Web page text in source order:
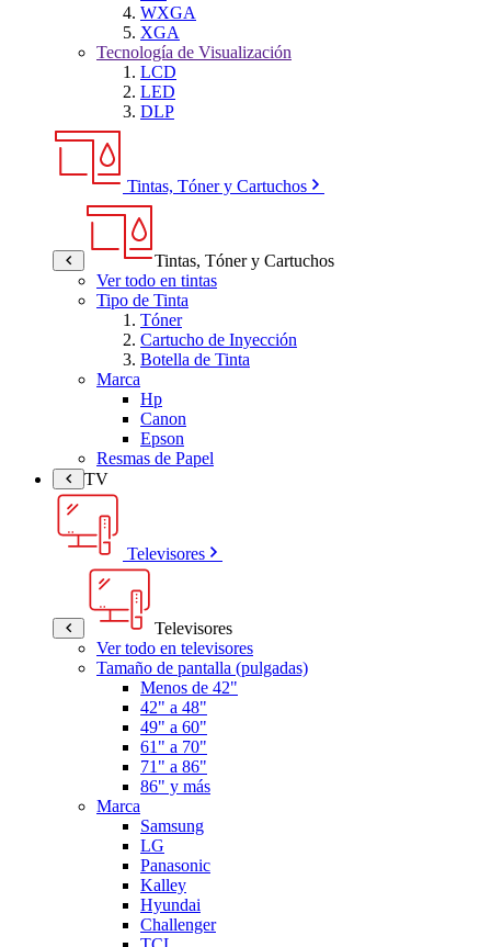
WXGA
XGA
Tecnología de Visualización
LCD
LED
DLP
Tintas, Tóner y Cartuchos
Tintas, Tóner y Cartuchos
Ver todo en tintas
Tipo de Tinta
Tóner
Cartucho de Inyección
Botella de Tinta
Marca
Hp
Canon
Epson
Resmas de Papel
TV
Televisores
Televisores
Ver todo en televisores
Tamaño de pantalla (pulgadas)
Menos de 42"
42" a 48"
49" a 60"
61" a 70"
71" a 86"
86" y más
Marca
Samsung
LG
Panasonic
Kalley
Hyundai
Challenger